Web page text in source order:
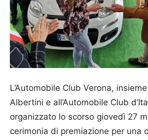
L’Automobile Club Verona,
Albertini e all’Automobile Club
organizzato lo scorso giovedì 27
cerimonia di premiazione per una